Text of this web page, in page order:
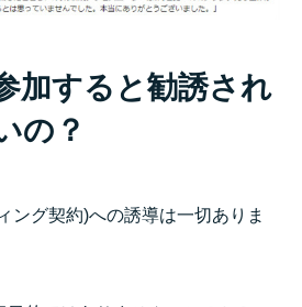
加すると勧誘され
の？
ング契約)への誘導は一切ありま